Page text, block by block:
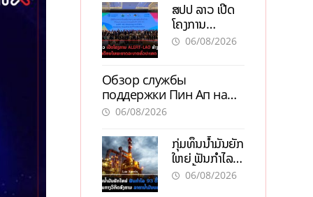
ເສດຖະກິດ
ທ້ອງຖິ່ນ
ສປປ ລາວ ເປີດ
ໂຄງການ
ALERT-LAO
ລະບາດທົ່ວ
ປະເທດ
06/08/2026
Обзор службы
поддержки Пин Ап на
официальном сайте с
информацией
06/08/2026
ກຸ່ມທຶນນ້ຳມັນຍັກ
ໃຫຍ່ ຟັນກຳໄລ
93 ຕື້ໂດລາ
06/08/2026